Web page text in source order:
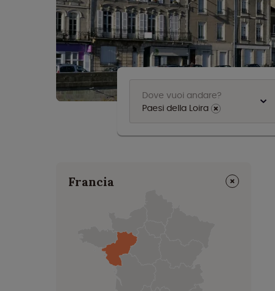
Dove vuoi andare?
Paesi della Loira ⨯
Francia ⨯